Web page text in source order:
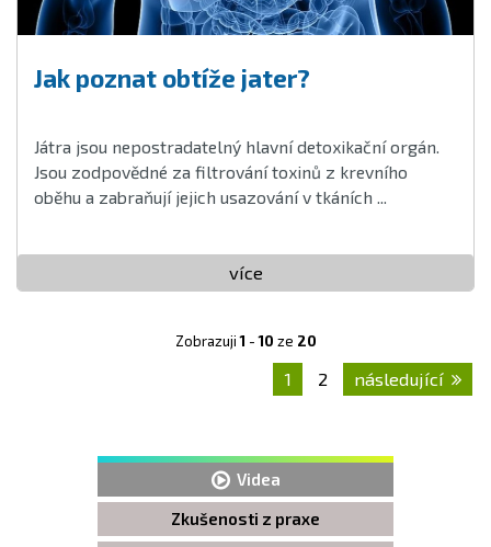
Jak poznat obtíže jater?
Játra jsou nepostradatelný hlavní detoxikační orgán.
Jsou zodpovědné za filtrování toxinů z krevního
oběhu a zabraňují jejich usazování v tkáních ...
více
Zobrazuji1 -10 ze 20
1 2 následující
Videa
Zkušenosti z praxe